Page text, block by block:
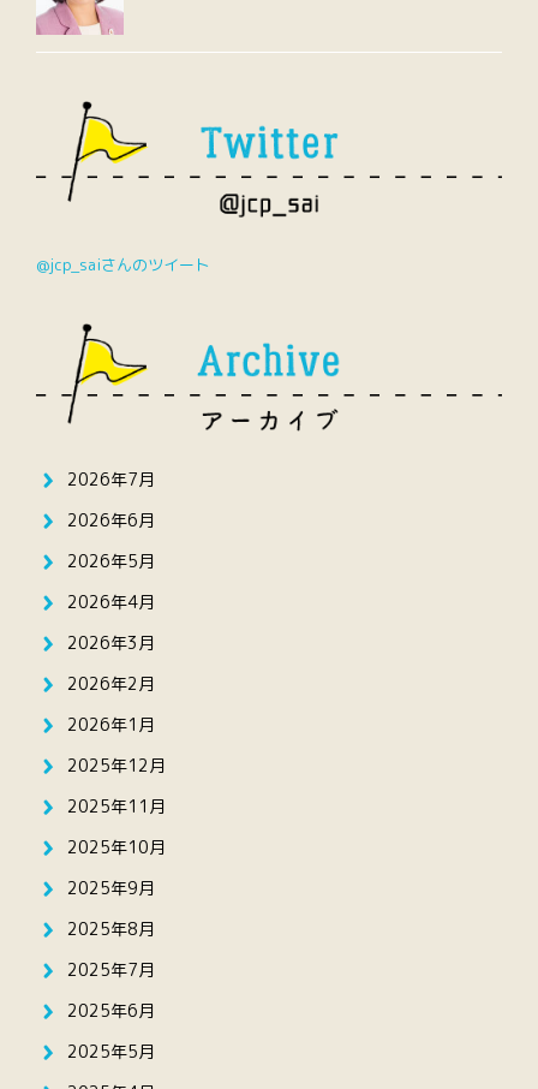
@jcp_saiさんのツイート
2026年7月
2026年6月
2026年5月
2026年4月
2026年3月
2026年2月
2026年1月
2025年12月
2025年11月
2025年10月
2025年9月
2025年8月
2025年7月
2025年6月
2025年5月